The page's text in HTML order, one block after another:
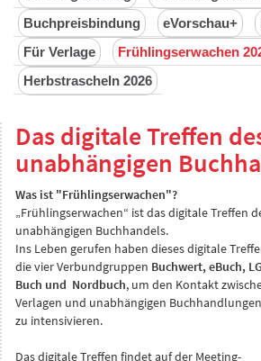
Buchpreisbindung
eVorschau+
Für Verlage
Frühlingserwachen
Herbstrascheln 2026
Das digitale Treffen
unabhängigen
Was ist "Frühlingserwachen"?
„Frühlingserwachen“ ist das digitale Treffen
unabhängigen Buchhandels.
Ins Leben gerufen haben dieses digitale
die vier Verbundgruppen Buchwert, eBuch, LG
Buch und Nordbuch, um den Kontakt
Verlagen und unabhängigen Buchhandlungen
zu intensivieren.
Das digitale Treffen findet auf der Meeting-